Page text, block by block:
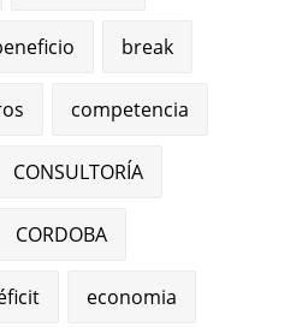
break
competencia
CONSULTORÍA
CORDOBA
economia